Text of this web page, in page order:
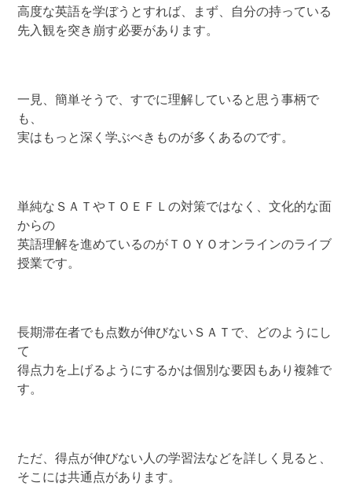
高度な英語を学ぼうとすれば、まず、自分の持っている
先入観を突き崩す必要があります。
一見、簡単そうで、すでに理解していると思う事柄で
も、
実はもっと深く学ぶべきものが多くあるのです。
単純なＳＡＴやＴＯＥＦＬの対策ではなく、文化的な面
からの
英語理解を進めているのがＴＯＹＯオンラインのライブ
授業です。
長期滞在者でも点数が伸びないＳＡＴで、どのようにし
て
得点力を上げるようにするかは個別な要因もあり複雑で
す。
ただ、得点が伸びない人の学習法などを詳しく見ると、
そこには共通点があります。